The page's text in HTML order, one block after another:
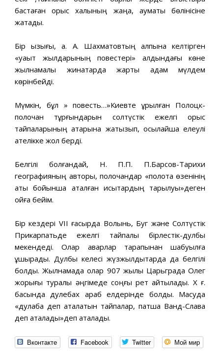
бастаған орыс халқының жаңа, аумақтық бөлінісіне
жатады.
Бір қызығы, а. А. Шахматовтың қалпына келтірген
«уақыт жылдарының повестері» алдындағы көне
жылнамалық жинақтарда жарты адам мүлдем
көрінбейді.
Мүмкін, бұл » повесть…»Киевте құрылған Полоцк-
полочан тұрғындарын солтүстік ежелгі орыс
тайпаларының қатарына жатқызып, осылайша елеулі
қателікке жол берді.
Белгілі болғандай, Н. П.П. П.Барсов-Тарихи
географияның авторы, полочандар «полота өзенінің
аты бойынша аталған қисықтардың тарылуы»деген
ойға бейім.
Бір кездері VII ғасырда Волынь, Буг және Солтүстік
Прикарпатьде ежелгі тайпалық бірлестік-дулбы
мекендеді. Олар аварлар тарапынан шабуылға
ұшырады. Дулбы келесі жүзжылдықтарда да белгілі
болды. Жылнамада олар 907 жылы Царьградқа Олег
жорығы туралы әңгімеде соңғы рет айтылады. X ғ.
басында дулебах араб елдерінде болды. Масуда
«дулаба деп аталатын тайпалар, патша Ванд-Слава
деп аталады»деп аталады.
Вконтакте Facebook Twitter Мой мир